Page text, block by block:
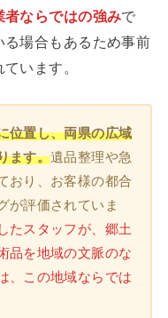
ならではの強みで
場合もあるため事前
います。
位置し、両県の広域
ます。遺品整理や急
おり、お客様の都合
が評価されていま
たスタッフが、郷土
品を地域の文脈のな
、この地域ならでは